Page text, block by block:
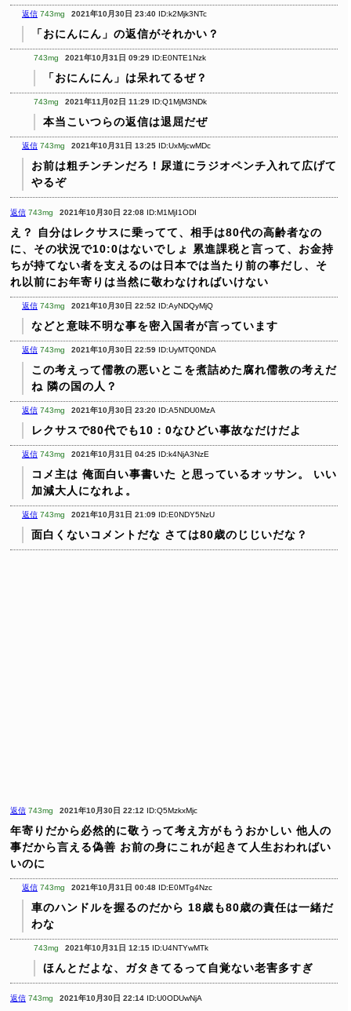
返信 743mg 2021年10月30日 23:40 ID:k2Mjk3NTc
「おにんにん」の返信がそれかい？
743mg 2021年10月31日 09:29 ID:E0NTE1Nzk
「おにんにん」は呆れてるぜ？
743mg 2021年11月02日 11:29 ID:Q1MjM3NDk
本当こいつらの返信は退屈だぜ
返信 743mg 2021年10月31日 13:25 ID:UxMjcwMDc
お前は粗チンチンだろ！尿道にラジオペンチ入れて広げて
やるぞ
返信 743mg 2021年10月30日 22:08 ID:M1MjI1ODI
え？ 自分はレクサスに乗ってて、相手は80代の高齢者なの
に、その状況で10:0はないでしょ 累進課税と言って、お金持
ちが持てない者を支えるのは日本では当たり前の事だし、そ
れ以前にお年寄りは当然に敬わなければいけない
返信 743mg 2021年10月30日 22:52 ID:AyNDQyMjQ
などと意味不明な事を密入国者が言っています
返信 743mg 2021年10月30日 22:59 ID:UyMTQ0NDA
この考えって儒教の悪いとこを煮詰めた腐れ儒教の考えだ
ね 隣の国の人？
返信 743mg 2021年10月30日 23:20 ID:A5NDU0MzA
レクサスで80代でも10：0なひどい事故なだけだよ
返信 743mg 2021年10月31日 04:25 ID:k4NjA3NzE
コメ主は 俺面白い事書いた と思っているオッサン。
いい
加減大人になれよ。
返信 743mg 2021年10月31日 21:09 ID:E0NDY5NzU
面白くないコメントだな さては80歳のじじいだな？
返信 743mg 2021年10月30日 22:12 ID:Q5MzkxMjc
年寄りだから必然的に敬うって考え方がもうおかしい 他人の
事だから言える偽善 お前の身にこれが起きて人生おわればい
いのに
返信 743mg 2021年10月31日 00:48 ID:E0MTg4Nzc
車のハンドルを握るのだから 18歳も80歳の責任は一緒だ
わな
743mg 2021年10月31日 12:15 ID:U4NTYwMTk
ほんとだよな、ガタきてるって自覚ない老害多すぎ
返信 743mg 2021年10月30日 22:14 ID:U0ODUwNjA